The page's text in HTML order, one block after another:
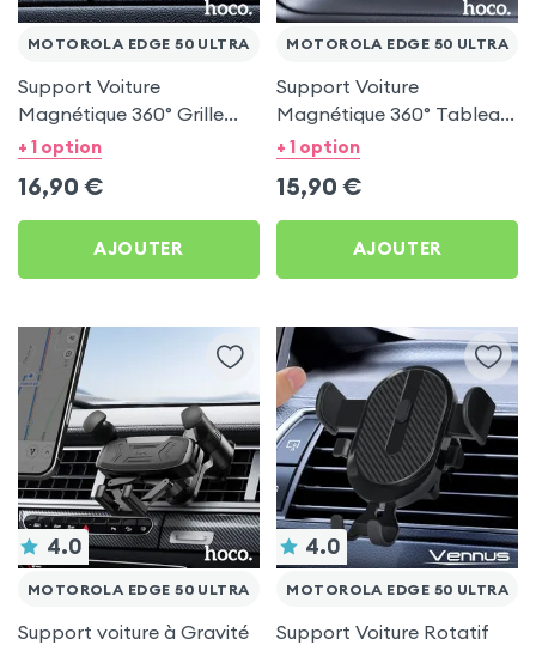
MOTOROLA EDGE 50 ULTRA
Support Voiture
Magnétique 360° Grille
d'aération Hoco pour
+ 1 option
16,90 €
AJOUTER
MOTOROLA EDGE 50 ULTRA
Support Voiture
Magnétique 360° Tableau
de bord Hoco pour
+ 1 option
15,90 €
AJOUTER
4.0
MOTOROLA EDGE 50 ULTRA
Support voiture à Gravité
4.0
MOTOROLA EDGE 50 ULTRA
Support Voiture Rotatif